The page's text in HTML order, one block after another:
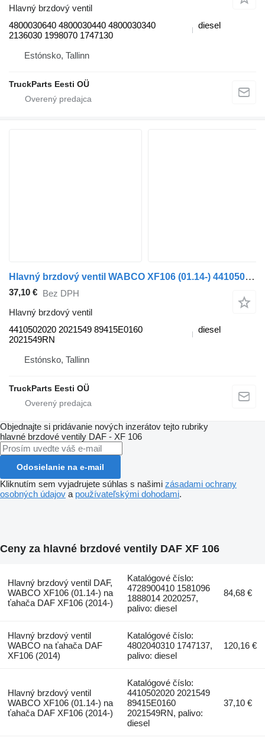
Hlavný brzdový ventil
4800030640 4800030440 4800030340
2136030 1998070 1747130
diesel
Estónsko, Tallinn
TruckParts Eesti OÜ
Hlavný brzdový ventil WABCO XF106 (01.14-) 4410502020 na ťahača DAF XF106 (2014-)
37,10 € Bez DPH
Hlavný brzdový ventil
4410502020 2021549 89415E0160
2021549RN
diesel
Estónsko, Tallinn
TruckParts Eesti OÜ
Objednajte si pridávanie nových inzerátov tejto rubriky
hlavné brzdové ventily DAF - XF 106
Odosielanie na e-mail
Kliknutím sem vyjadrujete súhlas s našimi zásadami ochrany
osobných údajov a používateľskými dohodami.
Ceny za hlavné brzdové ventily DAF XF 106
Hlavný brzdový ventil DAF,
WABCO XF106 (01.14-) na
ťahača DAF XF106 (2014-)
Katalógové číslo:
4728900410 1581096
1888014 2020257,
palivo: diesel
84,68 €
Hlavný brzdový ventil
WABCO na ťahača DAF
XF106 (2014)
Katalógové číslo:
4802040310 1747137,
palivo: diesel
120,16 €
Hlavný brzdový ventil
WABCO XF106 (01.14-) na
ťahača DAF XF106 (2014-)
Katalógové číslo:
4410502020 2021549
89415E0160
2021549RN, palivo:
diesel
37,10 €